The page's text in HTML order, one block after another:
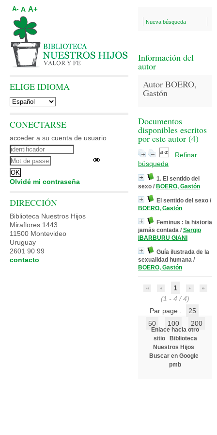
Nueva búsqueda
Información del
autor
Autor BOERO,
Gastón
Documentos
disponibles escritos
por este autor (4)
Refinar
búsqueda
1. El sentido del
sexo / BOERO, Gastón
El sentido del sexo /
BOERO, Gastón
Feminus : la historia
jamás contada / Sergio
IBARBURU GIANI
Guía ilustrada de la
sexualidad humana /
BOERO, Gastón
1
(1 - 4 / 4)
Par page :
25
50
100 200
Enlace hacia otro
sitio
Biblioteca
Nuestros Hijos
Buscar en Google
pmb
A- A A+
ELIGE IDIOMA
CONECTARSE
acceder a su cuenta de usuario
Olvidé mi contraseña
DIRECCIÓN
Biblioteca Nuestros Hijos
Miraflores 1443
11500 Montevideo
Uruguay
2601 90 99
contacto